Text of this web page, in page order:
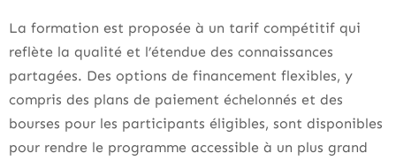
La formation est proposée à un tarif compétitif qui
reflète la qualité et l’étendue des connaissances
partagées. Des options de financement flexibles, y
compris des plans de paiement échelonnés et des
bourses pour les participants éligibles, sont disponibles
pour rendre le programme accessible à un plus grand